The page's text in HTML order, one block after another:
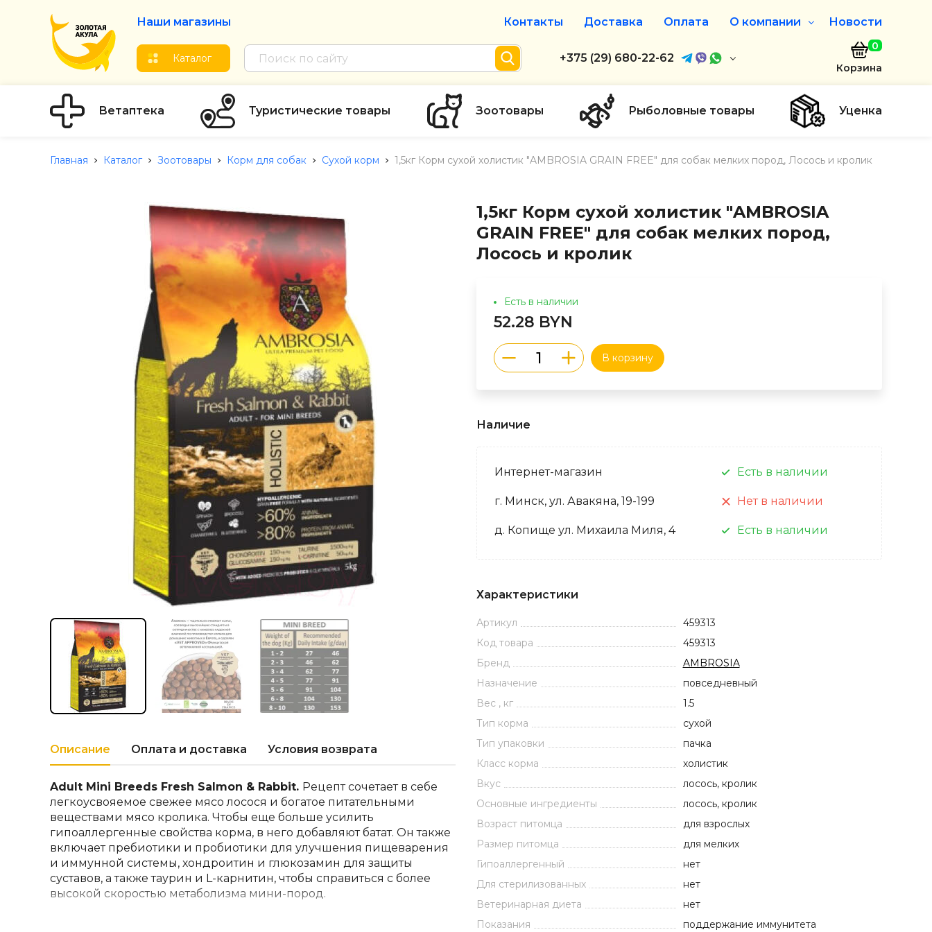
Наши магазины Контакты Доставка Оплата О компании
О нас
Дисконтная программа
Новости
Каталог +375 (29) 680-22-62
Интернет-магазин
тел. А1
Заказать звонок
info@zolotayaakula.by
0
Корзина
Ветаптека Туристические товары Зоотовары Рыболовные товары Уценка
Главная Каталог Зоотовары Корм для собак Сухой корм 1,5кг Корм сухой холистик "AMBROSIA GRAIN FREE" для собак мелких пород, Лосось и кролик
Описание Оплата и доставка Условия возврата
Adult Mini Breeds Fresh Salmon & Rabbit. Рецепт сочетает в себе
легкоусвояемое свежее мясо лосося и богатое питательными
веществами мясо кролика. Чтобы еще больше усилить
гипоаллергенные свойства корма, в него добавляют батат. Он также
включает пребиотики и пробиотики для улучшения пищеварения
и иммунной системы, хондроитин и глюкозамин для защиты
суставов, а также таурин и L-карнитин, чтобы справиться с более
высокой скоростью метаболизма мини-пород.
1,5кг Корм сухой холистик "AMBROSIA
GRAIN FREE" для собак мелких пород,
Лосось и кролик
Есть в наличии
52.28 BYN
В корзину
Наличие
Интернет-магазин Есть в наличии
г. Минск, ул. Авакяна, 19-199 Нет в наличии
д. Копище ул. Михаила Миля, 4 Есть в наличии
Характеристики
Артикул
459313
Код товара
459313
Бренд
AMBROSIA
Назначение
повседневный
Вес , кг
1.5
Тип корма
сухой
Тип упаковки
пачка
Класс корма
холистик
Вкус
лосось, кролик
Основные ингредиенты
лосось, кролик
Возраст питомца
для взрослых
Размер питомца
для мелких
Гипоаллергенный
нет
Для стерилизованных
нет
Ветеринарная диета
нет
Показания
поддержание иммунитета